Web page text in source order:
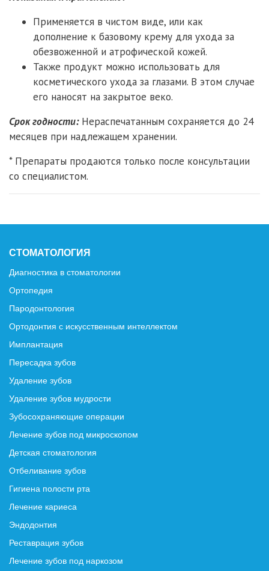
Применяется в чистом виде, или как
дополнение к базовому крему для ухода за
обезвоженной и атрофической кожей.
Также продукт можно использовать для
косметического ухода за глазами. В этом случае
его наносят на закрытое веко.
Срок годности:Нераспечатанным сохраняется до 24
месяцев при надлежащем хранении.
* Препараты продаются только после консультации
со специалистом.
СТОМАТОЛОГИЯ
Диагностика в стоматологии
Ортопедия
Пародонтология
Ортодонтия с искусственным интеллектом
Имплантация
Пересадка зубов
Удаление зубов
Удаление зубов мудрости
Зубосохраняющие операции
Лечение зубов под микроскопом
Детская стоматология
Отбеливание зубов
Гигиена полости рта
Лечение кариеса
Эндодонтия
Реставрация зубов
Лечение зубов под наркозом